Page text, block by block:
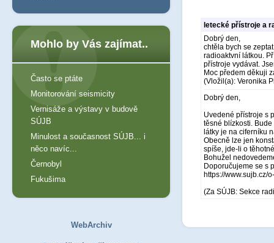
letecké přístroje a
Dobrý den,
chtěla bych se
radioaktvní látkou.
přístroje vydávat.
Moc předem děkuji
(Vložil(a): Veronika
Dobrý den,
Uvedené přístroje s
těsné blízkosti.
látky je na ciferníku
Obecně lze jen
spíše, jde-li o
Bohužel
Doporučujeme se s
https://www.sujb.cz/
(Za SÚJB: Sekce
Mohlo by Vás zajímat..
Často se ptáte
Monitorování seismicity
Vernisáže a výstavy v budově
SÚJB
Minulost a současnost SÚJB... i
něco navíc...
Černobyl
Fukušima
WebArchiv